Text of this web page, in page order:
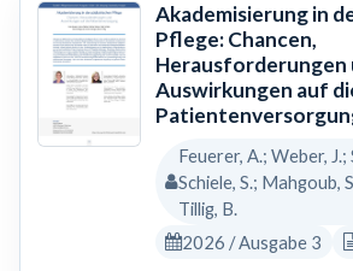
Akademisierung in
Pflege: Chancen,
Herausforderungen
Auswirkungen auf
Feuerer, A.; Weber,
Schiele, S.; Mahgoub,
Tillig, B.
2026 / Ausgabe 3